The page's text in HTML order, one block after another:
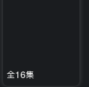
全16集